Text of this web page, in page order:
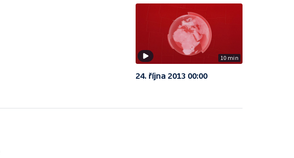
10 min
24. října 2013 00:00